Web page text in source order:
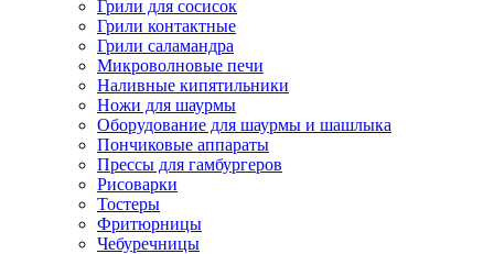
Грили для сосисок
Грили контактные
Грили саламандра
Микроволновые печи
Наливные кипятильники
Ножи для шаурмы
Оборудование для шаурмы и шашлыка
Пончиковые аппараты
Прессы для гамбургеров
Рисоварки
Тостеры
Фритюрницы
Чебуречницы